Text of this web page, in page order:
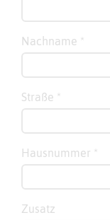
Nachname *
Straße *
Hausnummer *
Zusatz